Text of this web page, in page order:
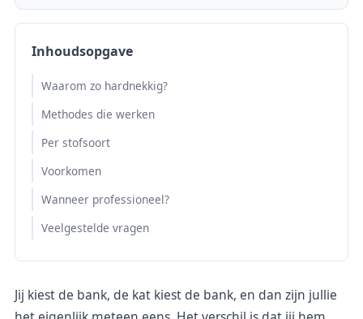
Jij kiest de bank, de kat kiest de bank, en dan zijn jullie
Inhoudsopgave
Waarom zo hardnekkig?
Methodes die werken
Per stofsoort
Voorkomen
Wanneer professioneel?
Veelgestelde vragen